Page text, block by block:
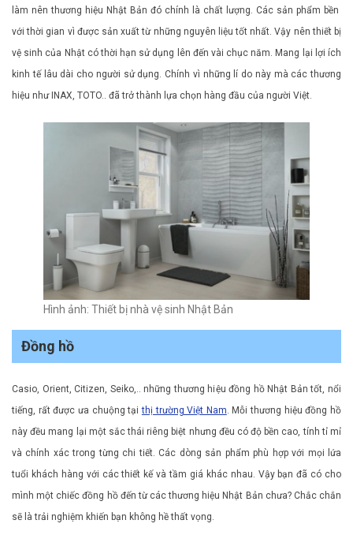
làm nên thương hiệu Nhật Bản đó chính là chất lượng. Các sản phẩm bền
với thời gian vì được sản xuất từ những nguyên liệu tốt nhất. Vậy nên thiết bị
vệ sinh của Nhật có thời hạn sử dụng lên đến vài chục năm. Mang lại lợi ích
kinh tế lâu dài cho người sử dụng. Chính vì những lí do này mà các thương
hiệu như INAX, TOTO.. đã trở thành lựa chọn hàng đầu của người Việt.
Hình ảnh: Thiết bị nhà vệ sinh Nhật Bản
Đồng hồ
Casio, Orient, Citizen, Seiko,.. những thương hiệu đồng hồ Nhật Bản tốt, nổi
tiếng, rất được ưa chuộng tạithị trường Việt Nam. Mỗi thương hiệu đồng hồ
này đều mang lại một sắc thái riêng biệt nhưng đều có độ bền cao, tính tỉ mỉ
và chính xác trong từng chi tiết. Các dòng sản phẩm phù hợp với mọi lứa
tuổi khách hàng với các thiết kế và tầm giá khác nhau. Vậy bạn đã có cho
mình một chiếc đồng hồ đến từ các thương hiệu Nhật Bản chưa? Chắc chắn
sẽ là trải nghiệm khiến bạn không hề thất vọng.